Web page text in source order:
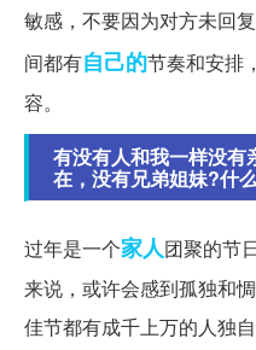
敏感，不要因为对方未回
间都有自己的节奏和安排
容。
有没有人和我一样没有
在，没有兄弟姐妹?什
过年是一个家人团聚的节
来说，或许会感到孤独和
佳节都有成千上万的人独